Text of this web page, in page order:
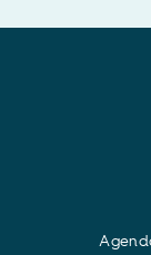
Agend